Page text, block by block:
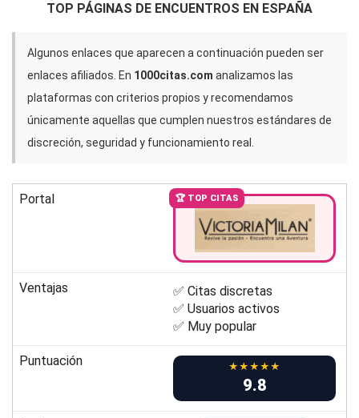
TOP PÁGINAS DE ENCUENTROS EN ESPAÑA
Algunos enlaces que aparecen a continuación pueden ser
enlaces afiliados. En 1000citas.com analizamos las
plataformas con criterios propios y recomendamos
únicamente aquellas que cumplen nuestros estándares de
discreción, seguridad y funcionamiento real.
Portal 🏆 TOP CITAS
Ventajas
✅ Citas discretas
✅ Usuarios activos
✅ Muy popular
Puntuación ★★★★★
9.8